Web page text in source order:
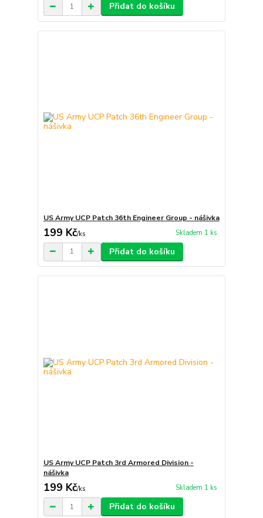
Přidat do košíku
US Army UCP Patch 36th Engineer Group - nášivka
199 Kč/ks Skladem 1 ks
Přidat do košíku
US Army UCP Patch 3rd Armored Division -
nášivka
199 Kč/ks Skladem 1 ks
Přidat do košíku